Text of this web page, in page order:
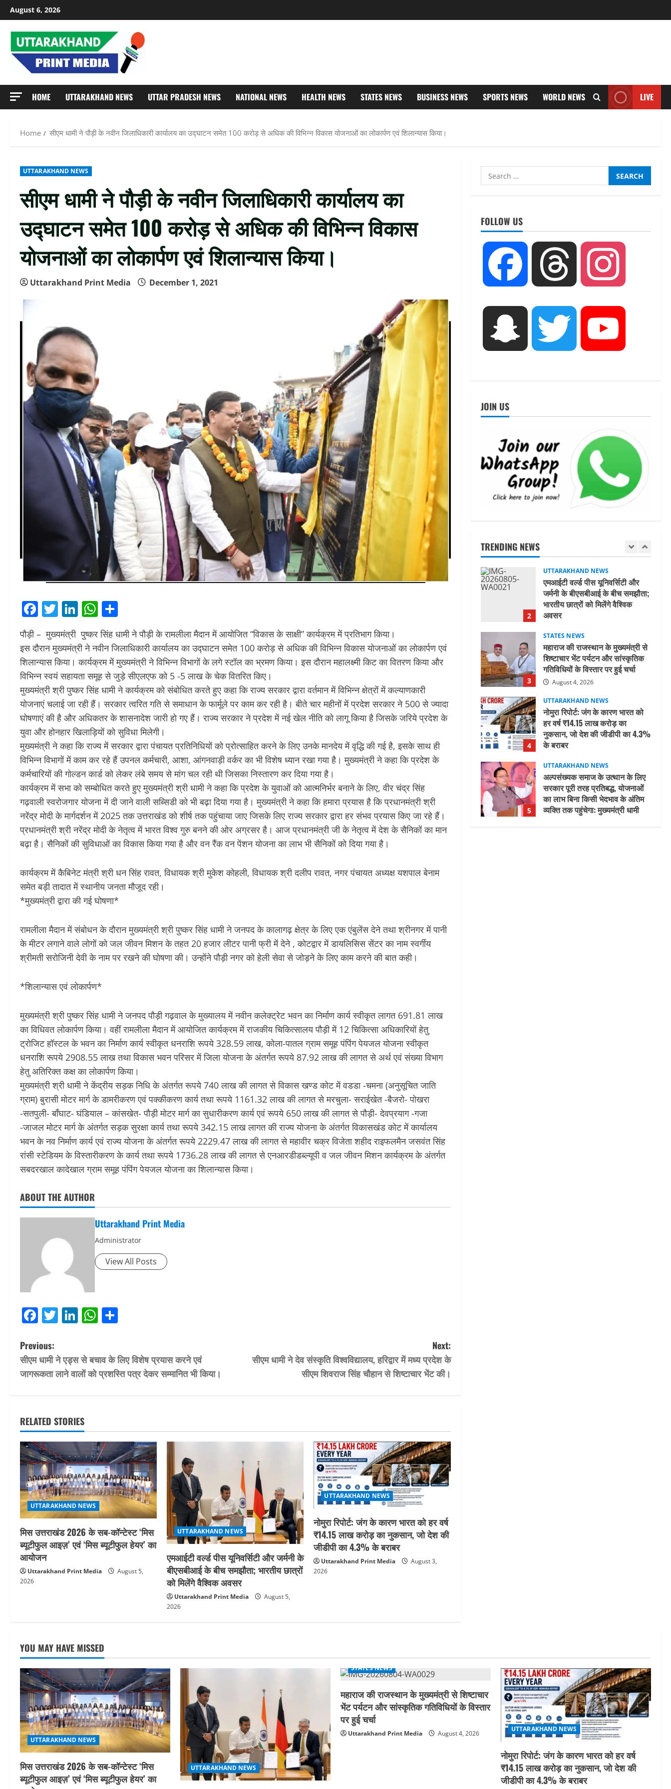
Skip
to
content
August 6, 2026
HOME UTTARAKHAND NEWS UTTAR PRADESH NEWS NATIONAL NEWS HEALTH NEWS STATES NEWS BUSINESS NEWS SPORTS NEWS WORLD NEWS LIVE
Home सीएम धामी ने पौड़ी के नवीन जिलाधिकारी कार्यालय का उद्घाटन समेत 100 करोड़ से अधिक की विभिन्न विकास योजनाओं का लोकार्पण एवं शिलान्यास किया।
UTTARAKHAND NEWS
सीएम धामी ने पौड़ी के नवीन जिलाधिकारी कार्यालय का
उद्घाटन समेत 100 करोड़ से अधिक की विभिन्न विकास
योजनाओं का लोकार्पण एवं शिलान्यास किया।
Uttarakhand Print Media December 1, 2021
Facebook
Twitter
LinkedIn
WhatsApp
पौड़ी – मुख्यमंत्री पुष्कर सिंह धामी ने पौड़ी के रामलीला मैदान में आयोजित “विकास के साक्षी” कार्यक्रम में प्रतिभाग किया।
इस दौरान मुख्यमंत्री ने नवीन जिलाधिकारी कार्यालय का उद्घाटन समेत 100 करोड़ से अधिक की विभिन्न विकास योजनाओं का लोकार्पण एवं
शिलान्यास किया। कार्यक्रम में मुख्यमंत्री ने विभिन्न विभागों के लगे स्टॉल का भ्रमण किया। इस दौरान महालक्ष्मी किट का वितरण किया और
विभिन्न स्वयं सहायता समूह से जुड़े सीएलएफ को 5 -5 लाख के चेक वितरित किए।
मुख्यमंत्री श्री पुष्कर सिंह धामी ने कार्यक्रम को संबोधित करते हुए कहा कि राज्य सरकार द्वारा वर्तमान में विभिन्न क्षेत्रों में कल्याणकारी
योजनाएं चलाई जा रही हैं। सरकार त्वरित गति से समाधान के फार्मूले पर काम कर रही है। बीते चार महीनों में प्रदेश सरकार ने 500 से ज्यादा
घोषणाएं की है और अधिकतर के शासनादेश जारी हो गए हैं। राज्य सरकार ने प्रदेश में नई खेल नीति को लागू किया है जिसके जरिये प्रदेश के
युवा और होनहार खिलाड़ियों को सुविधा मिलेगी।
मुख्यमंत्री ने कहा कि राज्य में सरकार द्वारा पंचायत प्रतिनिधियों को प्रोत्साहित करने के लिए उनके मानदेय में वृद्धि की गई है, इसके साथ ही
विभिन्न विभागों में काम कर रहे हैं उपनल कर्मचारी, आशा, आंगनवाड़ी वर्कर का भी विशेष ध्यान रखा गया है। मुख्यमंत्री ने कहा कि प्रदेश के
कर्मचारियों की गोल्डन कार्ड को लेकर लंबे समय से मांग चल रही थी जिसका निस्तारण कर दिया गया है।
कार्यक्रम में सभा को सम्बोधित करते हुए मुख्यमंत्री श्री धामी ने कहा कि प्रदेश के युवाओं को आत्मनिर्भर बनाने के लिए, वीर चंद्र सिंह
गढ़वाली स्वरोजगार योजना में दी जाने वाली सब्सिडी को भी बढ़ा दिया गया है। मुख्यमंत्री ने कहा कि हमारा प्रयास है कि प्रधानमंत्री श्री
नरेंद्र मोदी के मार्गदर्शन में 2025 तक उत्तराखंड को शीर्ष तक पहुंचाया जाए जिसके लिए राज्य सरकार द्वारा हर संभव प्रयास किए जा रहे हैं।
प्रधानमंत्री श्री नरेंद्र मोदी के नेतृत्व में भारत विश्व गुरु बनने की ओर अग्रसर है। आज प्रधानमंत्री जी के नेतृत्व में देश के सैनिकों का मान
बढ़ा है। सैनिकों की सुविधाओं का विकास किया गया है और वन रैंक वन पेंशन योजना का लाभ भी सैनिकों को दिया गया है।
कार्यक्रम में कैबिनेट मंत्री श्री धन सिंह रावत, विधायक श्री मुकेश कोहली, विधायक श्री दलीप रावत, नगर पंचायत अध्यक्ष यशपाल बेनाम
समेत बड़ी तादात में स्थानीय जनता मौजूद रही।
*मुख्यमंत्री द्वारा की गई घोषणा*
रामलीला मैदान में संबोधन के दौरान मुख्यमंत्री श्री पुष्कर सिंह धामी ने जनपद के कालागढ़ क्षेत्र के लिए एक एंबुलेंस देने तथा श्रीनगर में पानी
के मीटर लगाने वाले लोगों को जल जीवन मिशन के तहत 20 हजार लीटर पानी फ्री में देने , कोटद्वार में डायलिसिस सेंटर का नाम स्वर्गीय
श्रीमती सरोजिनी देवी के नाम पर रखने की घोषणा की। उन्होंने पौड़ी नगर को हेली सेवा से जोड़ने के लिए काम करने की बात कही।
*शिलान्यास एवं लोकार्पण*
मुख्यमंत्री श्री पुष्कर सिंह धामी ने जनपद पौड़ी गढ़वाल के मुख्यालय में नवीन कलेक्ट्रेट भवन का निर्माण कार्य स्वीकृत लागत 691.81 लाख
का विधिवत लोकार्पण किया। वहीं रामलीला मैदान में आयोजित कार्यक्रम में राजकीय चिकित्सालय पौड़ी में 12 चिकित्सा अधिकारियों हेतु
ट्रोजिट हॉस्टल के भवन का निर्माण कार्य स्वीकृत धनराशि रूपये 328.59 लाख, कोला-पातल ग्राम समूह पंपिंग पेयजल योजना स्वीकृत
धनराशि रूपये 2908.55 लाख तथा विकास भवन परिसर में जिला योजना के अंतर्गत रूपये 87.92 लाख की लागत से अर्थ एवं संख्या विभाग
हेतु अतिरिक्त कक्ष का लोकार्पण किया।
मुख्यमंत्री श्री धामी ने केंद्रीय सड़क निधि के अंतर्गत रूपये 740 लाख की लागत से विकास खण्ड कोट में वडडा -चमना (अनुसूचित जाति
ग्राम) बुरासी मोटर मार्ग के डामरीकरण एवं पक्कीकरण कार्य तथा रूपये 1161.32 लाख की लागत से मरचुला- सराईखेत -बैजरो- पोखरा
-सतपुली- बाँघाट- घंडियाल – कांसखेत- पौड़ी मोटर मार्ग का सुधारीकरण कार्य एवं रूपये 650 लाख की लागत से पौड़ी- देवप्रयाग -गजा
-जाजल मोटर मार्ग के अंतर्गत सड़क सुरक्षा कार्य तथा रूपये 342.15 लाख लागत की राज्य योजना के अंतर्गत विकासखंड कोट में कार्यालय
भवन के नव निर्माण कार्य एवं राज्य योजना के अंतर्गत रूपये 2229.47 लाख की लागत से महावीर चक्र विजेता शहीद राइफलमैन जसवंत सिंह
रांसी स्टेडियम के विस्तारीकरण के कार्य तथा रूपये 1736.28 लाख की लागत से एनआरडीडब्ल्यूपी व जल जीवन मिशन कार्यक्रम के अंतर्गत
सबदरखाल कादेखाल ग्राम समूह पंपिंग पेयजल योजना का शिलान्यास किया।
ABOUT THE AUTHOR
Uttarakhand Print Media
Administrator
View All Posts
Facebook
Twitter
LinkedIn
WhatsApp
P
o
n
a
v
i
g
a
t
i
Previous:
सीएम धामी ने एड्स से बचाव के लिए विशेष प्रयास करने एवं
जागरूकता लाने वालों को प्रशस्ति पत्र देकर सम्मानित भी किया।
Next:
सीएम धामी ने देव संस्कृति विश्वविद्यालय, हरिद्वार में मध्य प्रदेश के
सीएम शिवराज सिंह चौहान से शिष्टाचार भेंट की।
RELATED STORIES
UTTARAKHAND NEWS
मिस उत्तराखंड 2026 के सब-कॉन्टेस्ट ‘मिस
ब्यूटीफुल आइज़’ एवं ‘मिस ब्यूटीफुल हेयर’ का
आयोजन
Uttarakhand Print Media
August 5,
2026
UTTARAKHAND NEWS
एमआईटी वर्ल्ड पीस यूनिवर्सिटी और जर्मनी के
बीएसबीआई के बीच समझौता; भारतीय छात्रों
को मिलेंगे वैश्विक अवसर
Uttarakhand Print Media
August 5,
2026
UTTARAKHAND NEWS
नोमुरा रिपोर्ट: जंग के कारण भारत को हर वर्ष
₹14.15 लाख करोड़ का नुकसान, जो देश की
जीडीपी का 4.3% के बराबर
Uttarakhand Print Media
August 3,
2026
Search
for:
FOLLOW US
Facebook Threads
Snapchat Twitter
JOIN US
TRENDING NEWS
2
UTTARAKHAND NEWS
अवसर
August 5, 2026
STATES NEWS
महाराज की राजस्थान के मुख्यमंत्री से
शिष्टाचार भेंट पर्यटन और सांस्कृतिक
गतिविधियों के विस्तार पर हुई चर्चा
UTTARAKHAND NEWS
नोमुरा रिपोर्ट: जंग के कारण भारत को
हर वर्ष ₹14.15 लाख करोड़ का
नुकसान, जो देश की जीडीपी का 4.3%
का लाभ बिना किसी भेदभाव के अंतिम
1
UTTARAKHAND NEWS
मिस उत्तराखंड 2026 के सब-कॉन्टेस्ट
‘मिस ब्यूटीफुल आइज़’ एवं ‘मिस
ब्यूटीफुल हेयर’ का आयोजन
August 5, 2026
2
UTTARAKHAND NEWS
भारतीय छात्रों को मिलेंगे वैश्विक
अवसर
August 5, 2026
3
STATES NEWS
महाराज की राजस्थान के मुख्यमंत्री से
शिष्टाचार भेंट पर्यटन और सांस्कृतिक
गतिविधियों के विस्तार पर हुई चर्चा
August 4, 2026
4
UTTARAKHAND NEWS
नोमुरा रिपोर्ट: जंग के कारण भारत को
हर वर्ष ₹14.15 लाख करोड़ का
नुकसान, जो देश की जीडीपी का 4.3%
के बराबर
August 3, 2026
5
UTTARAKHAND NEWS
अल्पसंख्यक समाज के उत्थान के लिए
सरकार पूरी तरह प्रतिबद्ध, योजनाओं
का लाभ बिना किसी भेदभाव के अंतिम
व्यक्ति तक पहुंचेगा: मुख्यमंत्री धामी
August 2, 2026
1
UTTARAKHAND NEWS
मिस उत्तराखंड 2026 के सब-कॉन्टेस्ट
‘मिस ब्यूटीफुल आइज़’ एवं ‘मिस
ब्यूटीफुल हेयर’ का आयोजन
August 5, 2026
YOU MAY HAVE MISSED
UTTARAKHAND NEWS
मिस उत्तराखंड 2026 के सब-कॉन्टेस्ट ‘मिस
ब्यूटीफुल आइज़’ एवं ‘मिस ब्यूटीफुल हेयर’ का
UTTARAKHAND NEWS
STATES NEWS
महाराज की राजस्थान के मुख्यमंत्री से शिष्टाचार
भेंट पर्यटन और सांस्कृतिक गतिविधियों के विस्तार
पर हुई चर्चा
Uttarakhand Print Media August 4, 2026
UTTARAKHAND NEWS
नोमुरा रिपोर्ट: जंग के कारण भारत को हर वर्ष
₹14.15 लाख करोड़ का नुकसान, जो देश की
जीडीपी का 4.3% के बराबर